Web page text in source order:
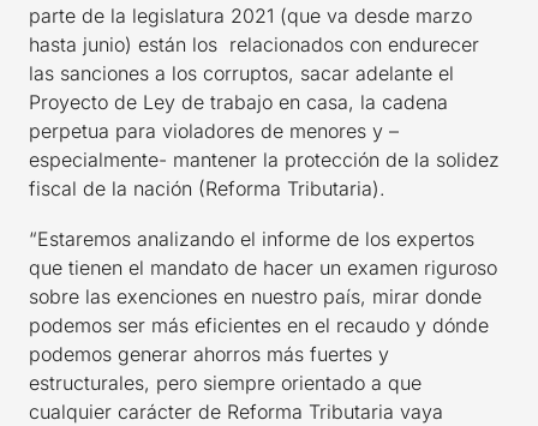
parte de la legislatura 2021 (que va desde marzo
hasta junio) están los relacionados con endurecer
las sanciones a los corruptos, sacar adelante el
Proyecto de Ley de trabajo en casa, la cadena
perpetua para violadores de menores y –
especialmente- mantener la protección de la solidez
fiscal de la nación (Reforma Tributaria).
“Estaremos analizando el informe de los expertos
que tienen el mandato de hacer un examen riguroso
sobre las exenciones en nuestro país, mirar donde
podemos ser más eficientes en el recaudo y dónde
podemos generar ahorros más fuertes y
estructurales, pero siempre orientado a que
cualquier carácter de Reforma Tributaria vaya